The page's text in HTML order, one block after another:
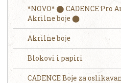
*NOVO* ⬤ CADENCE Pro
Akrilne boje ⬤
Akrilne boje
Blokovi i papiri
CADENCE Boje za